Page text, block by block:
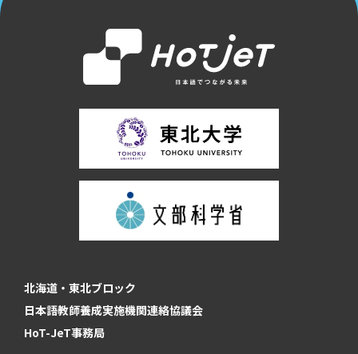
北海道・東北ブロック
日本語教師養成実施機関連絡協議会
HoT-JeT事務局